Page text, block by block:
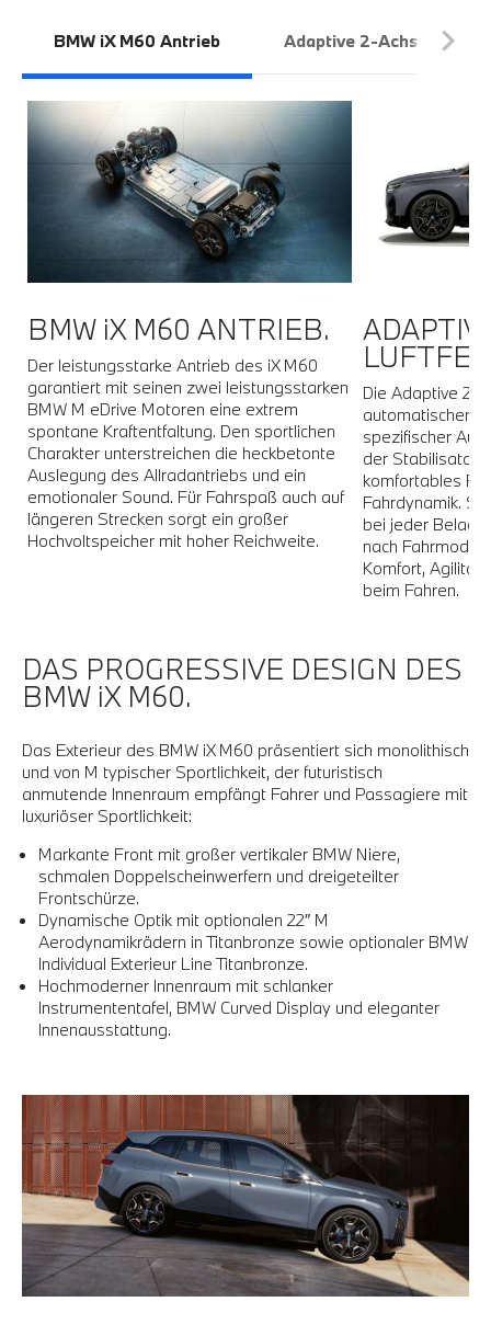
BMW iX M60 Antrieb Adaptive 2-Achs
BMW iX M60 ANTRIEB.
Der leistungsstarke Antrieb des iX M60
garantiert mit seinen zwei leistungsstarken
BMW M eDrive Motoren eine extrem
spontane Kraftentfaltung. Den sportlichen
Charakter unterstreichen die heckbetonte
Auslegung des Allradantriebs und ein
emotionaler Sound. Für Fahrspaß auch auf
längeren Strecken sorgt ein großer
Hochvoltspeicher mit hoher Reichweite.
Die Adaptive 2-
automatischer
spezifischer
der
komfortables
Fahrdynamik.
bei jeder
nach
Komfort,
beim Fahren.
DAS PROGRESSIVE DESIGN DES
BMW iX M60.
Das Exterieur des BMW iX M60 präsentiert sich monolithisch
und von M typischer Sportlichkeit, der futuristisch
anmutende Innenraum empfängt Fahrer und Passagiere mit
luxuriöser Sportlichkeit:
Markante Front mit großer vertikaler BMW Niere,
schmalen Doppelscheinwerfern und dreigeteilter
Frontschürze.
Dynamische Optik mit optionalen 22″ M
Aerodynamikrädern in Titanbronze sowie optionaler BMW
Individual Exterieur Line Titanbronze.
Hochmoderner Innenraum mit schlanker
Instrumententafel, BMW Curved Display und eleganter
Innenausstattung.